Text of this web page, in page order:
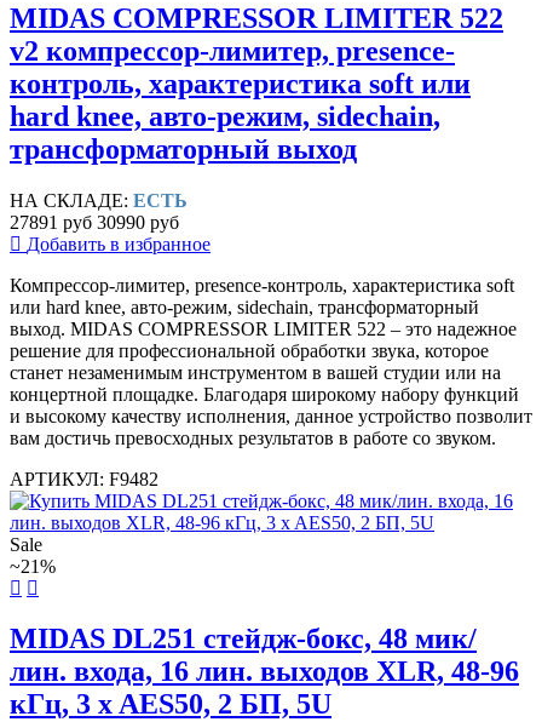
MIDAS COMPRESSOR LIMITER 522
v2 компрессор-лимитер, presence-
контроль, характеристика soft или
hard knee, авто-режим, sidechain,
трансформаторный выход
НА СКЛАДЕ: ЕСТЬ
27891 руб 30990 руб
Добавить в избранное
Компрессор-лимитер, presence-контроль, характеристика soft
или hard knee, авто-режим, sidechain, трансформаторный
выход. MIDAS COMPRESSOR LIMITER 522 – это надежное
решение для профессиональной обработки звука, которое
станет незаменимым инструментом в вашей студии или на
концертной площадке. Благодаря широкому набору функций
и высокому качеству исполнения, данное устройство позволит
вам достичь превосходных результатов в работе со звуком.
АРТИКУЛ: F9482
Sale
~21%
MIDAS DL251 стейдж-бокс, 48 мик/
лин. входа, 16 лин. выходов XLR, 48-96
кГц, 3 x AES50, 2 БП, 5U